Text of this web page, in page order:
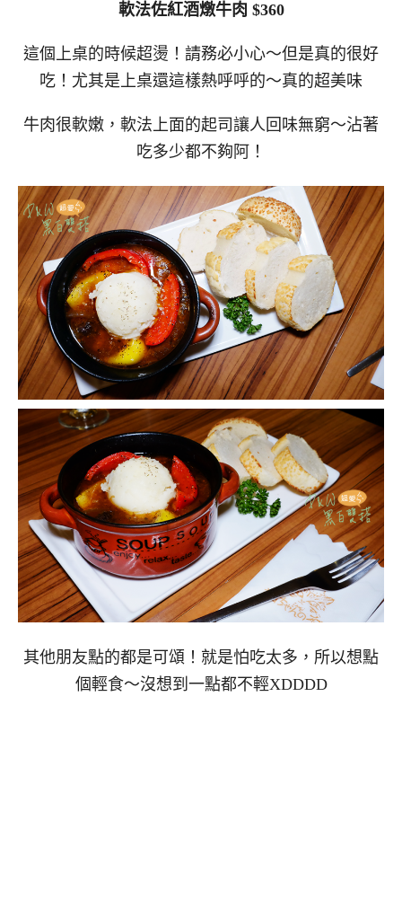
軟法佐紅酒燉牛肉 $360
這個上桌的時候超燙！請務必小心～但是真的很好
吃！尤其是上桌還這樣熱呼呼的～真的超美味
牛肉很軟嫩，軟法上面的起司讓人回味無窮～沾著
吃多少都不夠阿！
其他朋友點的都是可頌！就是怕吃太多，所以想點
個輕食～沒想到一點都不輕XDDDD